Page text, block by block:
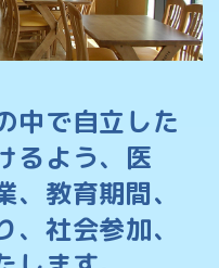
中で自立した
よう、 医
教育期間、
社会参加、